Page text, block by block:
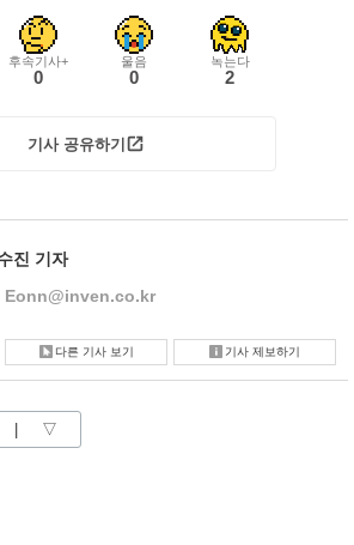
후속기사+
0
울음
0
녹는다
2
기사 공유하기
진 기자
Eonn@inven.co.kr
다른 기사 보기 기사 제보하기
▽